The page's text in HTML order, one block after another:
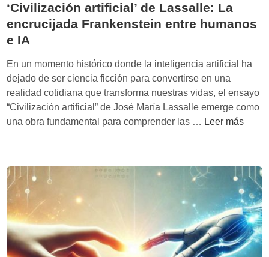
‘Civilización artificial’ de Lassalle: La
encrucijada Frankenstein entre humanos
e IA
En un momento histórico donde la inteligencia artificial ha
dejado de ser ciencia ficción para convertirse en una
realidad cotidiana que transforma nuestras vidas, el ensayo
“Civilización artificial” de José María Lassalle emerge como
una obra fundamental para comprender las … ‘
v
i
z
a
c
Leer más